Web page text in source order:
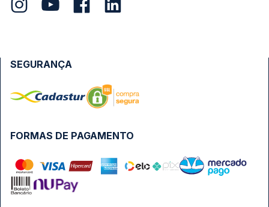
FORMAS DE PAGAMENTO
SEGURANÇA